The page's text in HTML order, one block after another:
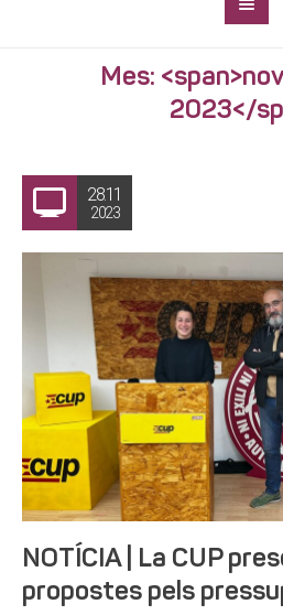
Mes:
2023</
28.11
2023
NOTÍCIA | La CUP
propostes pels